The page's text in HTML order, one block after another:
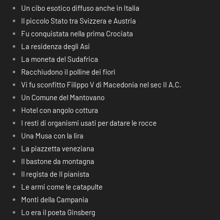
Un cibo esotico diffuso anche in Italia
Il piccolo Stato tra Svizzera e Austria
Fu conquistata nella prima Crociata
La residenza degli Asi
La moneta del Sudafrica
Racchiudono il polline dei fiori
Vi fu sconfitto Filippo V di Macedonia nel sec II A.C.
Un Comune del Mantovano
Hotel con angolo cottura
I resti di organismi usati per datare le rocce
Una Musa con la lira
La piazzetta veneziana
Il bastone da montagna
Il regista de Il pianista
Le armi come le catapulte
Monti della Campania
Lo era il poeta Ginsberg